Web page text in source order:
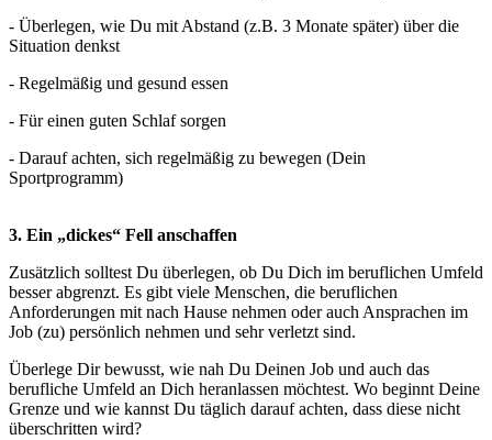
- Überlegen, wie Du mit Abstand (z.B. 3 Monate später) über die
Situation denkst
- Regelmäßig und gesund essen
- Für einen guten Schlaf sorgen
- Darauf achten, sich regelmäßig zu bewegen (Dein
Sportprogramm)
3. Ein „dickes“ Fell anschaffen
Zusätzlich solltest Du überlegen, ob Du Dich im beruflichen Umfeld
besser abgrenzt. Es gibt viele Menschen, die beruflichen
Anforderungen mit nach Hause nehmen oder auch Ansprachen im
Job (zu) persönlich nehmen und sehr verletzt sind.
Überlege Dir bewusst, wie nah Du Deinen Job und auch das
berufliche Umfeld an Dich heranlassen möchtest. Wo beginnt Deine
Grenze und wie kannst Du täglich darauf achten, dass diese nicht
überschritten wird?